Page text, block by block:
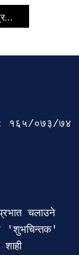
: १६५/०७३/७४
चलाउने
'शुभचिन्तक'